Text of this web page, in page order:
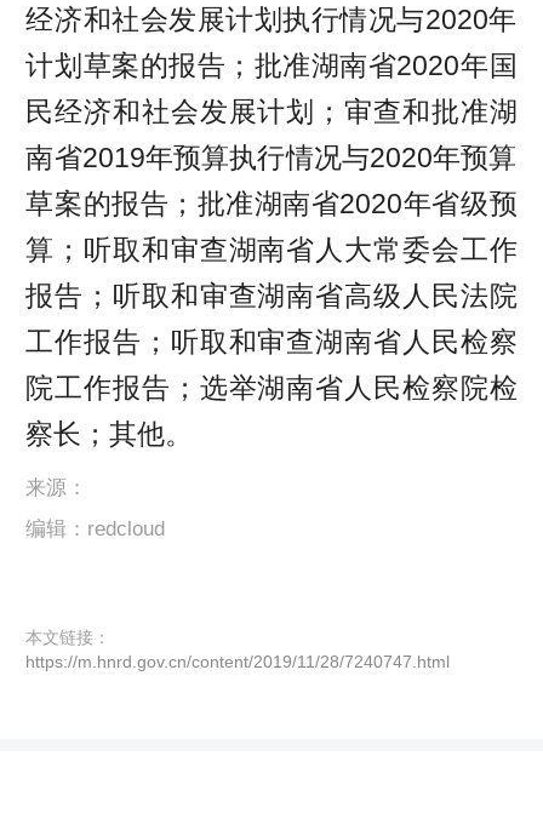
经济和社会发展计划执行情况与2020年
计划草案的报告；批准湖南省2020年国
民经济和社会发展计划；审查和批准湖
南省2019年预算执行情况与2020年预算
草案的报告；批准湖南省2020年省级预
算；听取和审查湖南省人大常委会工作
报告；听取和审查湖南省高级人民法院
工作报告；听取和审查湖南省人民检察
院工作报告；选举湖南省人民检察院检
察长；其他。
来源：
编辑：redcloud
本文链接：
https://m.hnrd.gov.cn/content/2019/11/28/7240747.html